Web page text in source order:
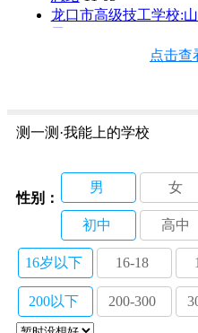
龙口市高级技工学校:
山东蓝翔技师学院：
世界技能大赛烟台选拔
11-01
点击查
测一测·我能上的学校
性别：
男 女
初中 高中
16岁以下 16-18
200以下 200-300